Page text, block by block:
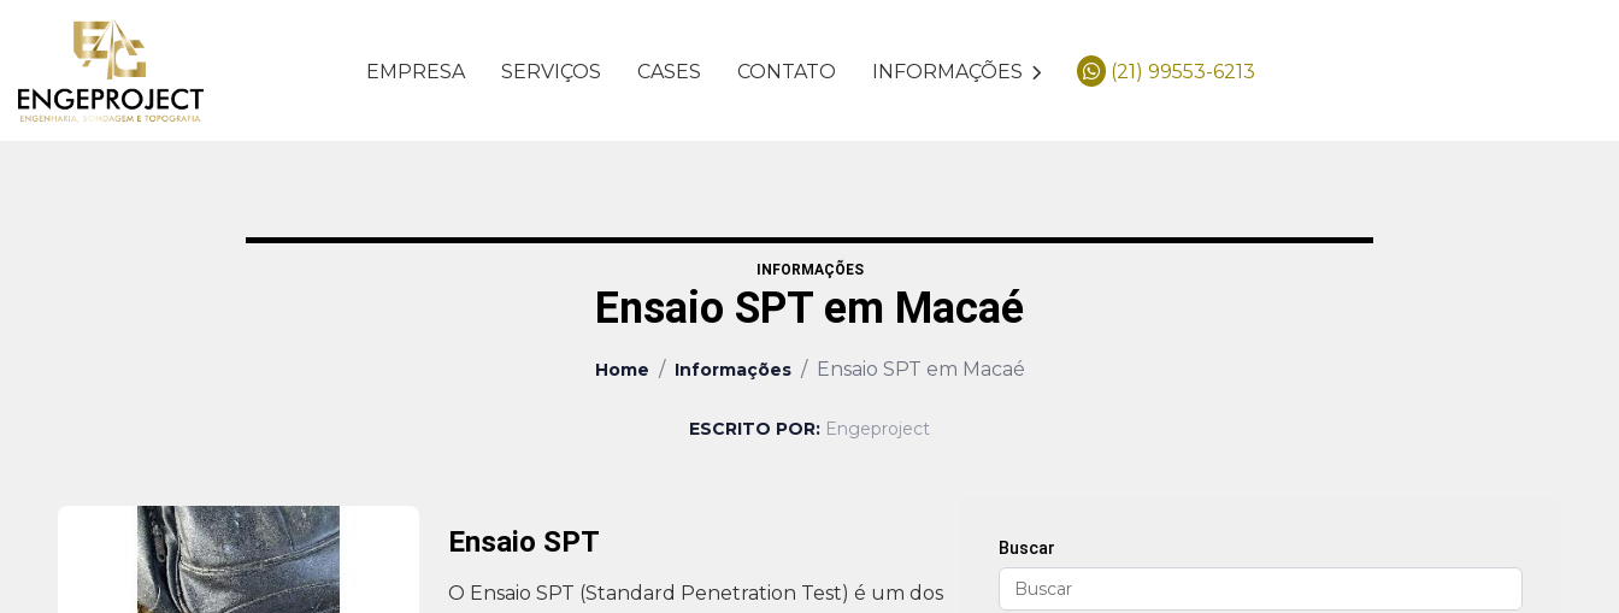
EMPRESA SERVIÇOS CASES CONTATO INFORMAÇÕES (21) 99553-6213
INFORMAÇÕES
Ensaio SPT em Macaé
Home / Informações / Ensaio SPT em Macaé
ESCRITO POR: Engeproject
Ensaio SPT
O Ensaio SPT (Standard Penetration Test) é um dos
Buscar